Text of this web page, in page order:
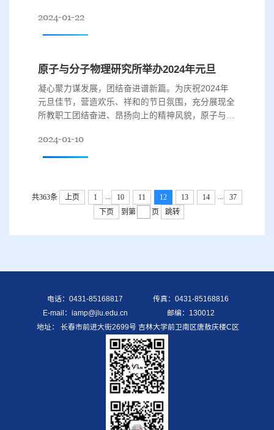
所都是由我国原子与分子物理学科创始人芶清泉先生
创办的国内一流原子与分子物理研究所。在访问中，
展，并在芶清泉先生的塑像前深切缅怀了这位学术大
师对物理学领域所做出的杰出贡献，...
2024-01-22
凝心聚力谋发展，团结奋进谱新篇。为庆祝2024年
元旦佳节，营造欢乐、祥和的节日氛围，充分展现全
所教职工团结奋进、昂扬向上的精神风貌，原子与分
室举行2024“相遇即是原分”元旦联欢会。全所教职工
齐聚一堂，共享欢乐时刻。所长胡湛代表领导班子发
流、国际合作各方面发展取得的辉煌成...
2024-01-10
共363条 上页 1 10 11 12 13 14
37
下页
到第 页 跳转
电话：0431-85168817
传真：0431-85168816
E-mail：iamp@jlu.edu.cn
邮编：130012
地址： 长春市前进大街2699号 吉林大学前卫南区唐敖庆楼C区